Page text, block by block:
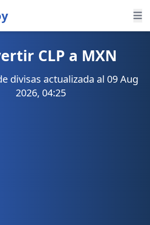
CLP a MXN
divisas actualizada al 09 Aug
2026, 04:25